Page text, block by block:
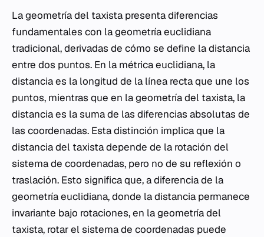
La geometría del taxista presenta diferencias
fundamentales con la geometría euclidiana
tradicional, derivadas de cómo se define la distancia
entre dos puntos. En la métrica euclidiana, la
distancia es la longitud de la línea recta que une los
puntos, mientras que en la geometría del taxista, la
distancia es la suma de las diferencias absolutas de
las coordenadas. Esta distinción implica que la
distancia del taxista depende de la rotación del
sistema de coordenadas, pero no de su reflexión o
traslación. Esto significa que, a diferencia de la
geometría euclidiana, donde la distancia permanece
invariante bajo rotaciones, en la geometría del
taxista, rotar el sistema de coordenadas puede